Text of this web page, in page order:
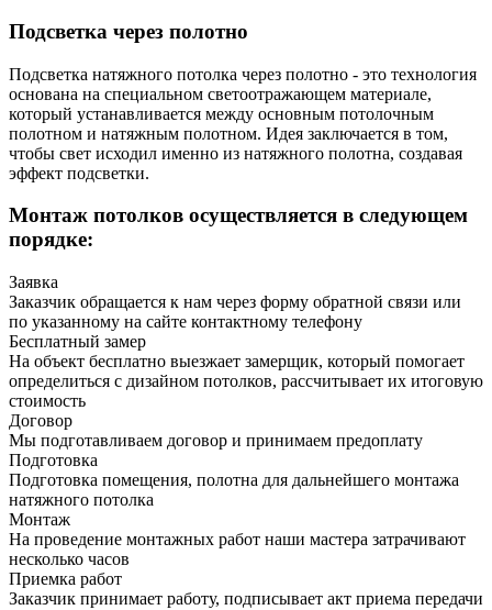
Подсветка через полотно
Подсветка натяжного потолка через полотно - это технология
основана на специальном светоотражающем материале,
который устанавливается между основным потолочным
полотном и натяжным полотном. Идея заключается в том,
чтобы свет исходил именно из натяжного полотна, создавая
эффект подсветки.
Монтаж потолков осуществляется в следующем
порядке:
Заявка
Заказчик обращается к нам через форму обратной связи или
по указанному на сайте контактному телефону
Бесплатный замер
На объект бесплатно выезжает замерщик, который помогает
определиться с дизайном потолков, рассчитывает их итоговую
стоимость
Договор
Мы подготавливаем договор и принимаем предоплату
Подготовка
Подготовка помещения, полотна для дальнейшего монтажа
натяжного потолка
Монтаж
На проведение монтажных работ наши мастера затрачивают
несколько часов
Приемка работ
Заказчик принимает работу, подписывает акт приема передачи